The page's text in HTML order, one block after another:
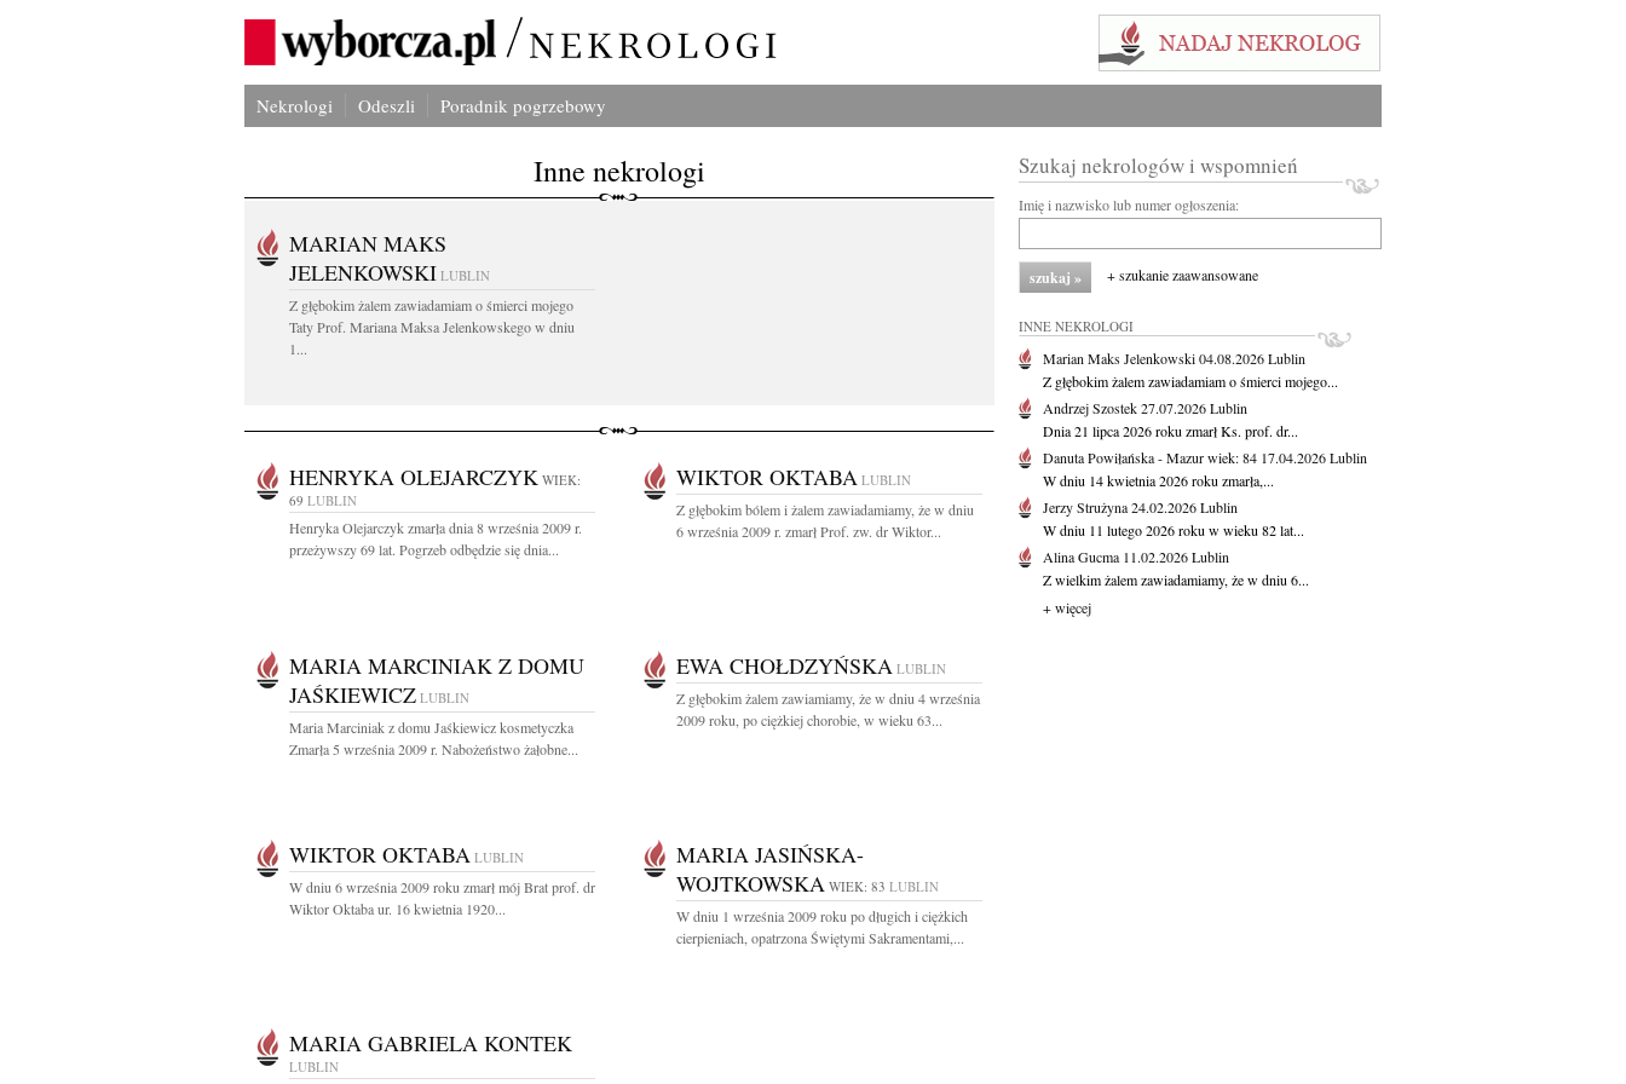
Nekrologi Odeszli Poradnik pogrzebowy
Inne nekrologi
MARIAN MAKS
JELENKOWSKI LUBLIN
Z głębokim żalem zawiadamiam o śmierci mojego
Taty Prof. Mariana Maksa Jelenkowskego w dniu
1...
HENRYKA OLEJARCZYK WIEK:
69 LUBLIN
Henryka Olejarczyk zmarła dnia 8 września 2009 r.
przeżywszy 69 lat. Pogrzeb odbędzie się dnia...
WIKTOR OKTABA LUBLIN
Z głębokim bólem i żalem zawiadamiamy, że w dniu
6 września 2009 r. zmarł Prof. zw. dr Wiktor...
MARIA MARCINIAK Z DOMU
JAŚKIEWICZ LUBLIN
Maria Marciniak z domu Jaśkiewicz kosmetyczka
Zmarła 5 września 2009 r. Nabożeństwo żałobne...
EWA CHOŁDZYŃSKA LUBLIN
Z głębokim żalem zawiamiamy, że w dniu 4 września
2009 roku, po ciężkiej chorobie, w wieku 63...
WIKTOR OKTABA LUBLIN
W dniu 6 września 2009 roku zmarł mój Brat prof. dr
Wiktor Oktaba ur. 16 kwietnia 1920...
MARIA JASIŃSKA-
WOJTKOWSKA WIEK: 83 LUBLIN
W dniu 1 września 2009 roku po długich i ciężkich
cierpieniach, opatrzona Świętymi Sakramentami,...
MARIA GABRIELA KONTEK
LUBLIN
Szukaj nekrologów i wspomnień
Imię i nazwisko lub numer ogłoszenia:
+ szukanie zaawansowane
INNE NEKROLOGI
Marian Maks Jelenkowski04.08.2026Lublin
Z głębokim żalem zawiadamiam o śmierci mojego...
Andrzej Szostek27.07.2026Lublin
Dnia 21 lipca 2026 roku zmarł Ks. prof. dr...
Danuta Powiłańska - Mazurwiek: 84 17.04.2026Lublin
W dniu 14 kwietnia 2026 roku zmarła,...
Jerzy Strużyna24.02.2026Lublin
W dniu 11 lutego 2026 roku w wieku 82 lat...
Alina Gucma 11.02.2026Lublin
Z wielkim żalem zawiadamiamy, że w dniu 6...
+ więcej